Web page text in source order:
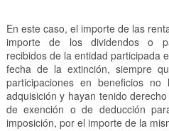
En este caso, el importe de las
importe de los dividendos o
recibidos de la entidad participada
fecha de la extinción, siempre
participaciones en beneficios
adquisición y hayan tenido
de exención o de deducción
imposición, por el importe de la